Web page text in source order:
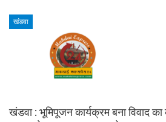
खंडवा
खंडवा : भूमिपूजन कार्यक्रम बना विवाद